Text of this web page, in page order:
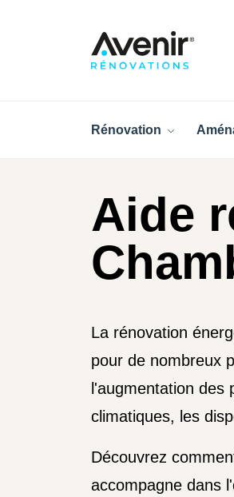
Rénovation
Aide
La rénovation
pour de nombreux
l'augmentation des
climatiques, les
Découvrez
accompagne dans